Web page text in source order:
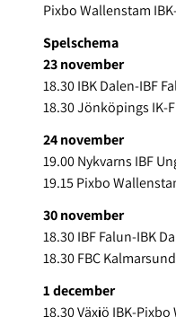
Pixbo Wallenstam
Spelschema
23 november
18.30 IBK Dalen-IBF
18.30 Jönköpings IK-
24 november
19.00 Nykvarns IBF
19.15 Pixbo
30 november
18.30 IBF Falun-IBK
18.30 FBC
1 december
18.30 Växjö IBK-